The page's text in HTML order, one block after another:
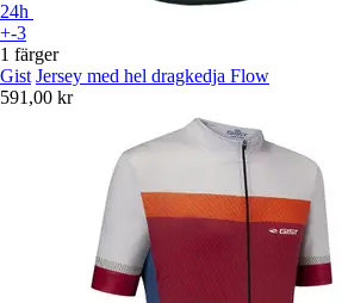
24h
+-3
1 färger
Gist Jersey med hel dragkedja Flow
591,00 kr